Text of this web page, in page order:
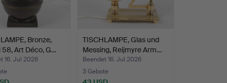
Bronze,
58, Art Déco, G…
16. Jul 2026
TISCHLAMPE, Glas und
Messing, Reijmyre Arm…
Beendet 16. Jul 2026
3 Gebote